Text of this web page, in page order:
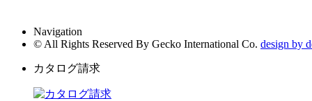
Navigation
© All Rights Reserved By Gecko International Co. design by
カタログ請求